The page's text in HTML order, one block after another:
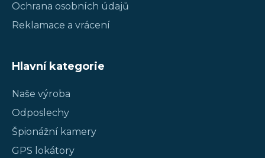
Ochrana osobních údajů
Reklamace a vrácení
Hlavní kategorie
Naše výroba
Odposlechy
Špionážní kamery
GPS lokátory